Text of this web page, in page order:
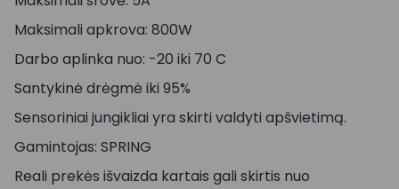
Maksimali apkrova: 800W
Darbo aplinka nuo: -20 iki 70 C
Santykinė drėgmė iki 95%
Sensoriniai jungikliai yra skirti valdyti apšvietimą.
Gamintojas: SPRING
Reali prekės išvaizda kartais gali skirtis nuo